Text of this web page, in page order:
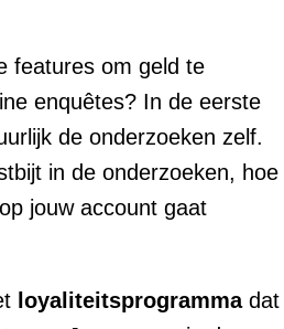
features om geld te
enquêtes? In de eerste
de onderzoeken zelf.
in de onderzoeken, hoe
jouw account gaat
loyaliteitsprogrammadat